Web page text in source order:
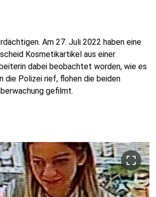
Am 27. Juli 2022 haben eine
Kosmetikartikel aus einer
dabei beobachtet worden, wie es
die Polizei rief, flohen die beiden
gefilmt.
crop_free